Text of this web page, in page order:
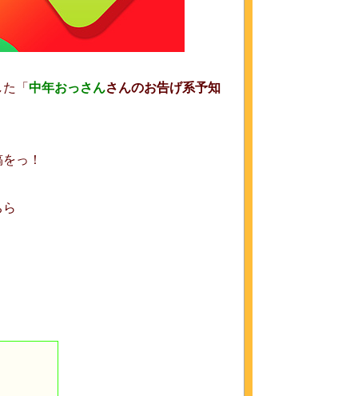
「 中年おっさんさんのお告げ系予知
っ！